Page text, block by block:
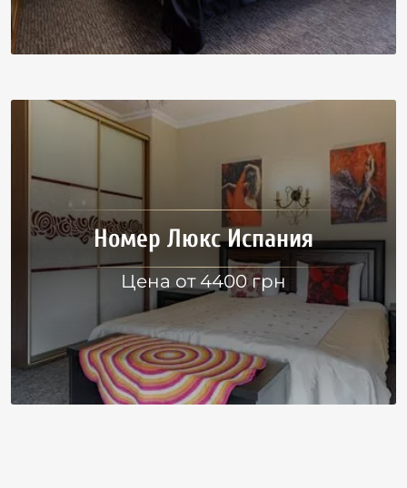
Номер Люкс Испания
Цена от 4400 грн